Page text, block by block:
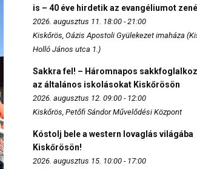
is – 40 éve hirdetik az evangéliumot
2026. augusztus 11. 18:00 - 21:00
Kiskőrös, Oázis Apostoli Gyülekezet imaháza
Holló János utca 1.)
Sakkra fel! – Háromnapos
az általános iskolásokat Kiskőrösön
2026. augusztus 12. 09:00 - 12:00
Kiskőrös, Petőfi Sándor Művelődési Központ
Kóstolj bele a western lovaglás világába
Kiskőrösön!
2026. augusztus 15. 10:00 - 17:00